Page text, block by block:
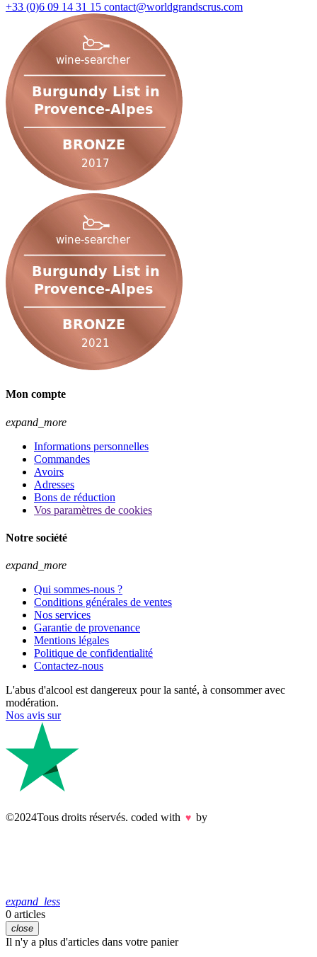
+33 (0)6 09 14 31 15 contact@worldgrandscrus.com
Mon compte
expand_more
Informations personnelles
Commandes
Avoirs
Adresses
Bons de réduction
Vos paramètres de cookies
Notre société
expand_more
Qui sommes-nous ?
Conditions générales de ventes
Nos services
Garantie de provenance
Mentions légales
Politique de confidentialité
Contactez-nous
L'abus d'alcool est dangereux pour la santé, à consommer avec
modération.
Nos avis sur
©2024Tous droits réservés. coded with ♥ by
expand_less
0 articles
close
Il n'y a plus d'articles dans votre panier